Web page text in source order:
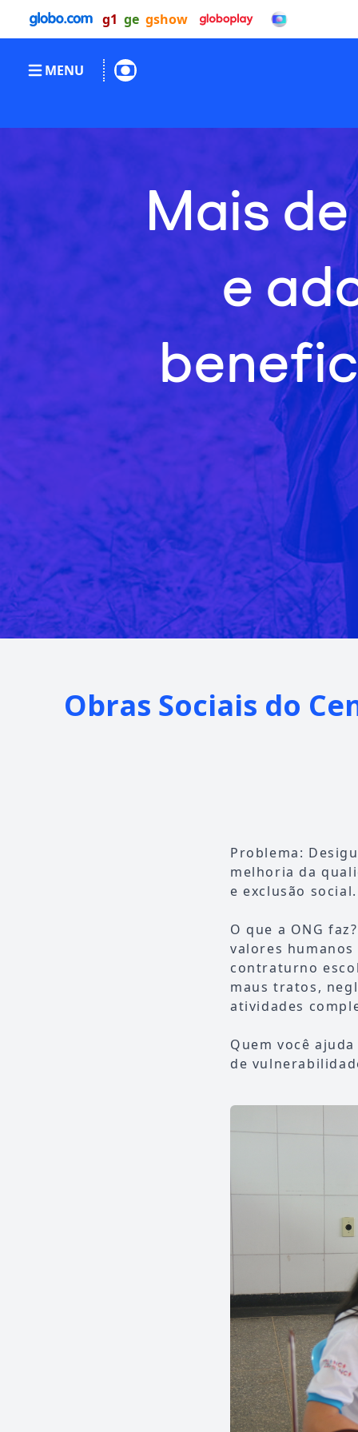
g1 ge gshow
MENU
Mais
e
Obras Sociais do
Problema:
melhoria da
e exclusão social.
O que a ONG
valores
contraturno
maus tratos,
atividades
Quem você
de